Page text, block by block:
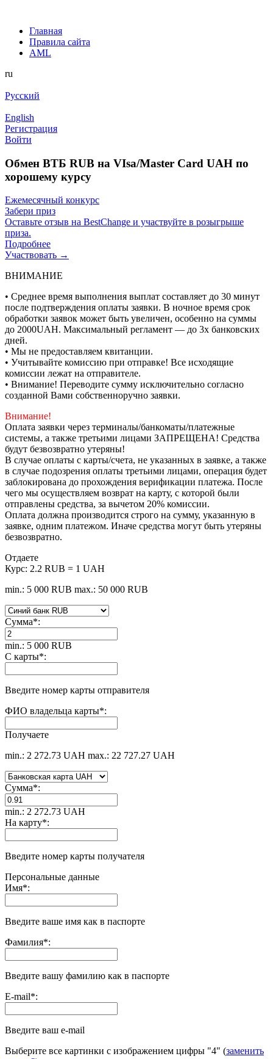
Главная
Правила сайта
AML
ru
Русский
English
Регистрация
Войти
Обмен ВТБ RUB на VIsa/Master Card UAH по
хорошему курсу
Ежемесячный конкурс
Забери приз
Оставьте отзыв на BestChange и участвуйте в розыгрыше
приза.
Подробнее
Участвовать →
ВНИМАНИЕ
• Среднее время выполнения выплат составляет до 30 минут
после подтверждения оплаты заявки. В ночное время срок
обработки заявок может быть увеличен, особенно на суммы
до 2000UAH. Максимальный регламент — до 3х банковских
дней.
• Мы не предоставляем квитанции.
• Учитывайте комиссию при отправке! Все исходящие
комиссии лежат на отправителе.
• Внимание! Переводите сумму исключительно согласно
созданной Вами собственноручно заявки.
Внимание!
Оплата заявки через терминалы/банкоматы/платежные
системы, а также третьими лицами ЗАПРЕЩЕНА! Средства
будут безвозвратно утеряны!
В случае оплаты с карты/счета, не указанных в заявке, а также
в случае подозрения оплаты третьими лицами, операция будет
заблокирована до прохождения верификации платежа. После
чего мы осуществляем возврат на карту, с которой были
отправлены средства, за вычетом 20% комиссии.
Оплата должна производится строго на сумму, указанную в
заявке, одним платежом. Иначе средства могут быть утеряны
безвозвратно.
Отдаете
Курс: 2.2 RUB = 1 UAH
min.: 5 000 RUB max.: 50 000 RUB
Сумма*:
min.: 5 000 RUB
С карты*:
Введите номер карты отправителя
ФИО владельца карты*:
Получаете
min.: 2 272.73 UAH max.: 22 727.27 UAH
Сумма*:
min.: 2 272.73 UAH
На карту*:
Введите номер карты получателя
Персональные данные
Имя*:
Введите ваше имя как в паспорте
Фамилия*:
Введите вашу фамилию как в паспорте
E-mail*:
Введите ваш e-mail
Выберите все картинки с изображением цифры "4" (заменить